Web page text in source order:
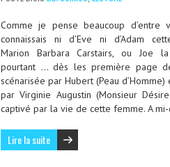
Comme je pense beaucoup d’entre
connaissais ni d’Eve ni d’Adam
Marion Barbara Carstairs, ou Joe
pourtant … dès les première page
scénarisée par Hubert (Peau d’Homme)
par Virginie Augustin (Monsieur
captivé par la vie de cette femme. A
Lire la suite